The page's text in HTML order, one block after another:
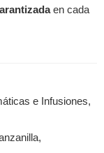
en cada
e Infusiones,
,